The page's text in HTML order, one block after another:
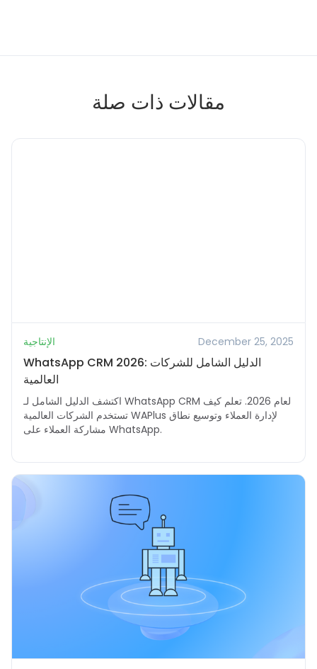
مقالات ذات صلة
الإنتاجية December 25, 2025
WhatsApp CRM 2026: الدليل الشامل للشركات
العالمية
اكتشف الدليل الشامل لـ WhatsApp CRM لعام 2026. تعلم كيف
تستخدم الشركات العالمية WAPlus لإدارة العملاء وتوسيع نطاق
مشاركة العملاء على WhatsApp.